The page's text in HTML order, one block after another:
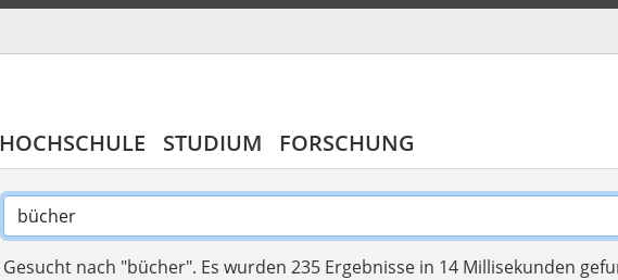
HOCHSCHULE STUDIUM FORSCHUNG
Gesucht nach "bücher". Es wurden 235 Ergebnisse in 14 Millisekunden